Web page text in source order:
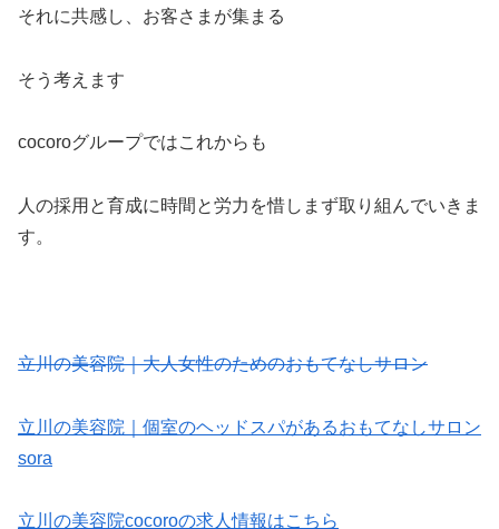
それに共感し、お客さまが集まる
そう考えます
cocoroグループではこれからも
人の採用と育成に時間と労力を惜しまず取り組んでいきま
す。
立川の美容院｜大人女性のためのおもてなしサロン
立川の美容院｜個室のヘッドスパがあるおもてなしサロン
sora
立川の美容院cocoroの求人情報はこちら